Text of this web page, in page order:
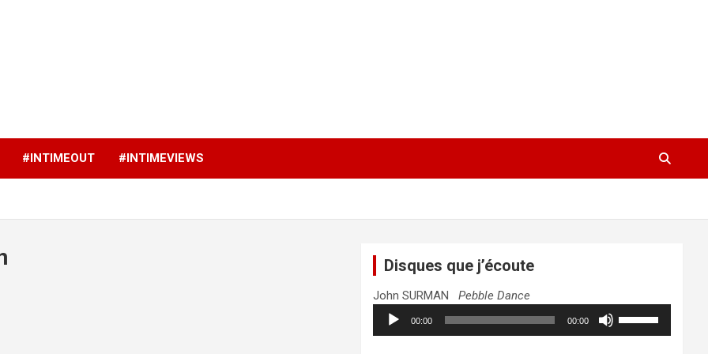
#INTIMEOUT #INTIMEVIEWS
Disques que j’écoute
John SURMANPebble Dance
Lecteur
audio
00:00 00:00